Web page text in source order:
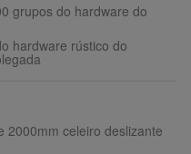
grupos do hardware do
hardware rústico do
2000mm celeiro deslizante